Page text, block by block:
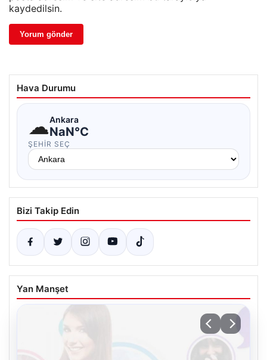
kaydedilsin.
Hava Durumu
☁Ankara
NaN°C
ŞEHIR SEÇ
Bizi Takip Edin
Yan Manşet